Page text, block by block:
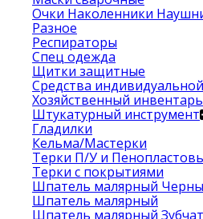
Очки Наколенники
Разное
Респираторы
Спец одежда
Щитки защитные
Средства
Хозяйственный
Штукатурный инструмент
Гладилки
Кельма/Мастерки
Терки П/У и
Терки с покрытиями
Шпатель малярный
Шпатель малярный
Шпатель малярный